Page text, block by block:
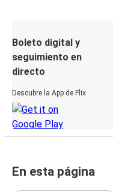
Boleto digital y
seguimiento en
directo
Descubre la App de Flix
En esta página